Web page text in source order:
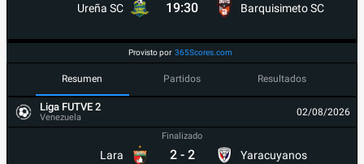
Ureña SC 19:30 Barquisimeto SC
Provisto por 365Scores.com
Resumen Partidos Resultados
Liga FUTVE 2
Venezuela 02/08/2026
Lara
Finalizado
2 - 2 Yaracuyanos